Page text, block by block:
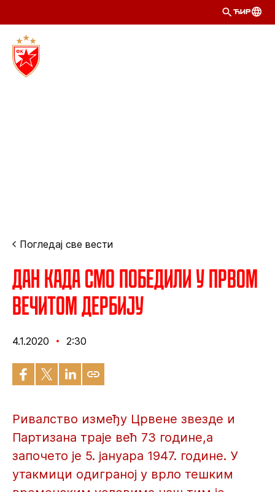
ЋИР
Погледај све вести
Дан када смо победили у првом
вечитом дербију
4.1.2020 2:30
Ривалство између Црвене звезде и
Партизана траје већ 73 године,а
започето је 5. јануара 1947. године. У
утакмици одиграној у врло тешким